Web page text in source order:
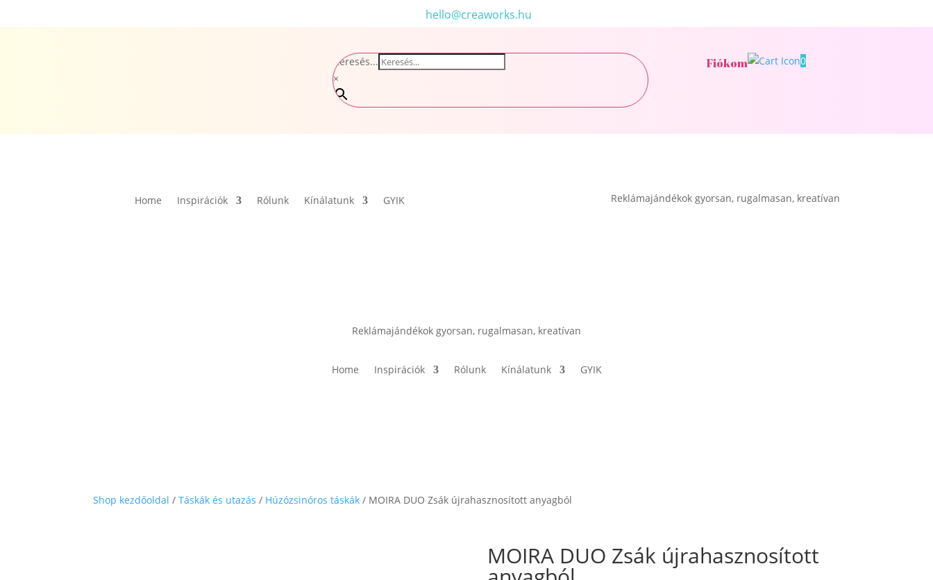
hello@creaworks.hu
Keresés...
×
Fiókom 0
Home Inspirációk Rólunk Kínálatunk GYIK Reklámajándékok gyorsan, rugalmasan, kreatívan
Reklámajándékok gyorsan, rugalmasan, kreatívan
Home Inspirációk Rólunk Kínálatunk GYIK
Shop kezdőoldal /Táskák és utazás / Húzózsinóros táskák / MOIRA DUO Zsák újrahasznosított anyagból
MOIRA DUO Zsák újrahasznosított